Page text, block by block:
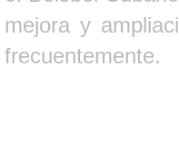
mejora y
frecuentemente.